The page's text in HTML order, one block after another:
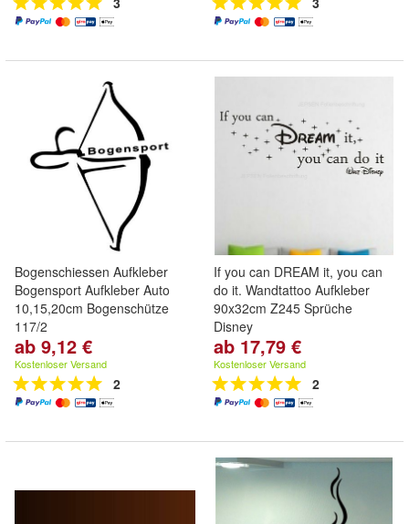
Bogenschiessen Aufkleber
Bogensport Aufkleber Auto
10,15,20cm Bogenschütze
117/2
ab 9,12 €
Kostenloser Versand
2
If you can DREAM it, you can
do it. Wandtattoo Aufkleber
90x32cm Z245 Sprüche
Disney
ab 17,79 €
Kostenloser Versand
2